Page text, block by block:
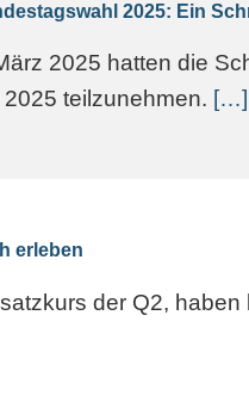
2025: Ein
2025 hatten die
teilzunehmen. […]
erleben
der Q2,